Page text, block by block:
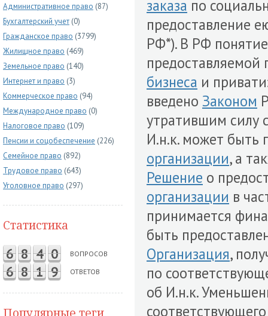
Административное право (87)
Бухгалтерский учет (0)
Гражданское право (3799)
Жилищное право (469)
Земельное право (140)
Интернет и право (3)
Коммерческое право (94)
Международное право (0)
Налоговое право (109)
Пенсии и соцобеспечение (226)
Семейное право (892)
Трудовое право (643)
Уголовное право (297)
Статистика
6 8 4 0 ВОПРОСОВ
6 8 1 9 ОТВЕТОВ
заказа по
предоставление
РФ*). В РФ
бизнеса и
введено Законом
утратившим силу
И.н.к. может быть
организации, а
Решение о
организации в
принимается
быть
Организация,
по
об И.н.к.